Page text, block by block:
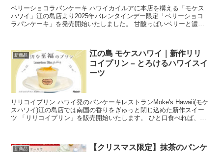
ベリーショコラパンケーキ ハワイカイルアに本店を構える「モケス
ハワイ」江の島店より2025年バレンタインデー限定「ベリーショコ
ラパンケーキ」を発売開始いたしました。 甘酸っぱいベリーと濃厚
新商品
江の島 モケスハワイ｜新作リリ
コイプリン – とろけるハワイスイ
ーツ
リリコイプリン ハワイ発のパンケーキレストランMoke's Hawaii(モケ
スハワイ)江の島店では南国の香りをぎゅっと閉じ込めた新作スイー
ツ 「リリコイプリン」を販売開始いたします。 ひと口食べれば、と
新商品
【クリスマス限定】抹茶のパンケ